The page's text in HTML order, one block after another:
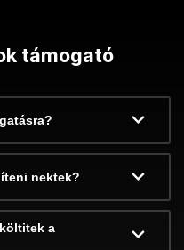
támogató
nektek?
a